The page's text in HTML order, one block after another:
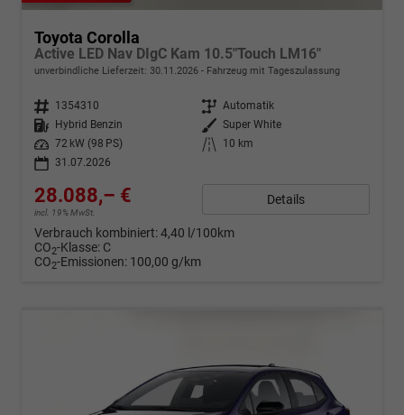
Toyota Corolla
Active LED Nav DIgC Kam 10.5"Touch LM16"
unverbindliche Lieferzeit: 30.11.2026 Fahrzeug mit Tageszulassung
Fahrzeugnr. 1354310 Getriebe Automatik
Kraftstoff
Hybrid Benzin Außenfarbe Super White
Leistung
72 kW (98 PS) Kilometerstand
10 km
31.07.2026
28.088,– €
incl. 19% MwSt.
Details
Verbrauch kombiniert:4,40 l/100km
CO2-Klasse: C
CO2-Emissionen: 100,00 g/km